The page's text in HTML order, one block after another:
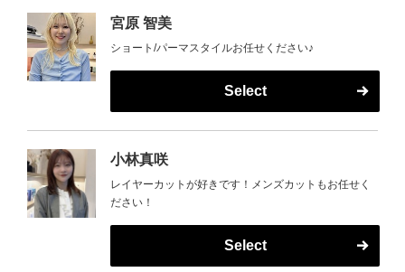
宮原 智美
ショート/パーマスタイルお任せください♪
Select
小林真咲
レイヤーカットが好きです！メンズカットもお任せく
ださい！
Select